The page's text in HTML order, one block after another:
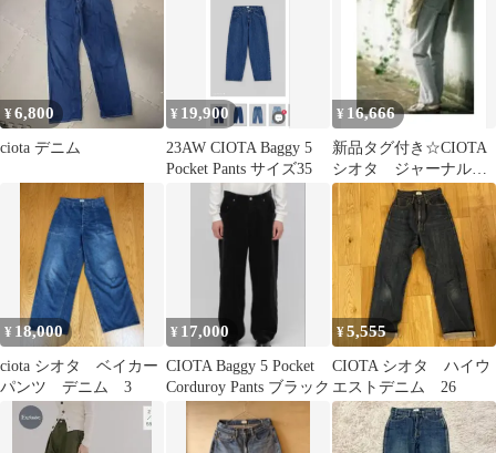
¥6,800
ciota デニム
¥ 19,900
23AW CIOTA Baggy 5
Pocket Pants サイズ35
¥ 16,666
新品タグ付き☆CIOTA
シオタ ジャーナルス
タンダード デニム☆
¥ 18,000
ciota シオタ ベイカー
パンツ デニム 3
¥ 17,000
CIOTA Baggy 5 Pocket
Corduroy Pants ブラック
¥5,555
CIOTA シオタ ハイウ
エストデニム 26